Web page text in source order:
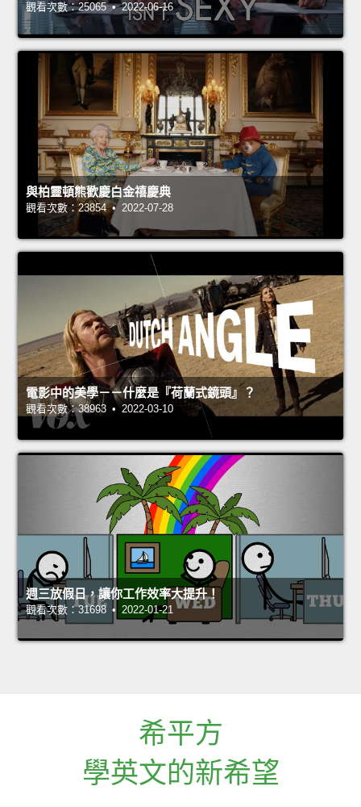
觀看次數：25065 • 2022-06-16
與柏靈頓熊歡慶白金禧慶典
觀看次數：23854 • 2022-07-28
電影中的美學－－什麼是『荷蘭式鏡頭』？
觀看次數：38963 • 2022-03-10
週三放假日，讓你工作效率大提升！
觀看次數：31698 • 2022-01-21
希平方
學英文的新希望